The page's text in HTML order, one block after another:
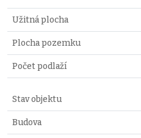
Užitná plocha
Plocha pozemku
Počet podlaží
Stav objektu
Budova